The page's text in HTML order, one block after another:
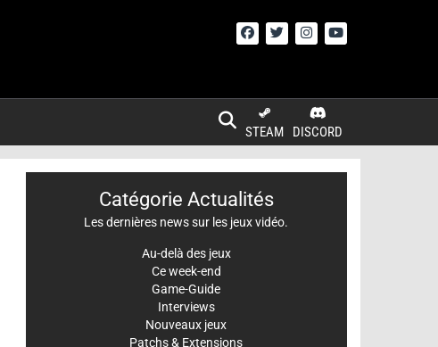
DISCORD
STEAM
Catégorie Actualités
Les dernières news sur les jeux vidéo.
Au-delà des jeux
Ce week-end
Game-Guide
Interviews
Nouveaux jeux
Patchs & Extensions